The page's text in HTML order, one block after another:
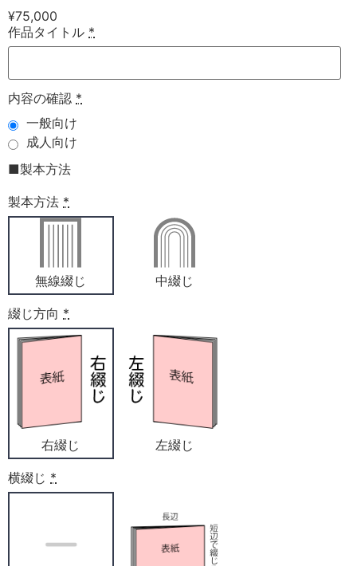
¥75,000
作品タイトル *
内容の確認 *
一般向け
成人向け
■製本方法
製本方法 *
無線綴じ 中綴じ
綴じ方向 *
右綴じ 左綴じ
横綴じ *